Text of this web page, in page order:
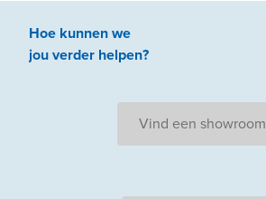
Hoe kunnen we
jouverder helpen?
Vind een showroom